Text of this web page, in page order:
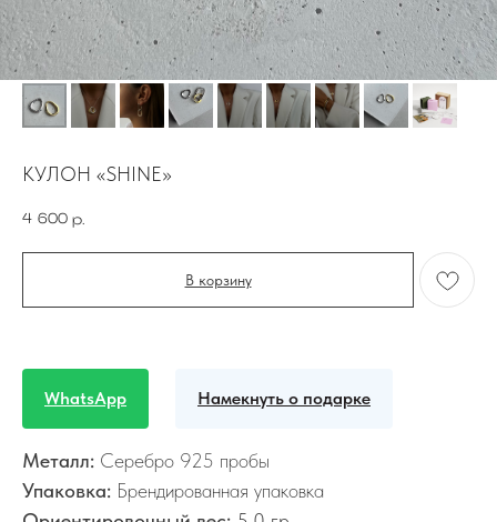
КУЛОН «SHINE»
4 600 р.
В корзину
WhatsApp Намекнуть о подарке
Металл: Серебро 925 пробы
Упаковка: Брендированная упаковка